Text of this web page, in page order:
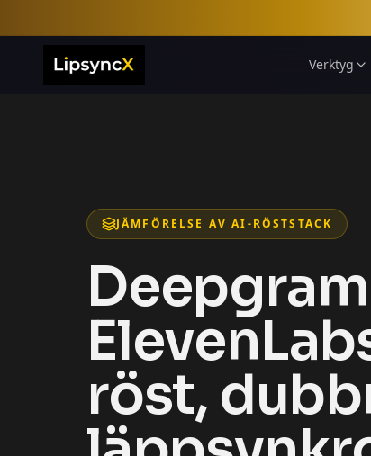
Verktyg
JÄMFÖRELSE AV AI-RÖSTSTACK
röst,